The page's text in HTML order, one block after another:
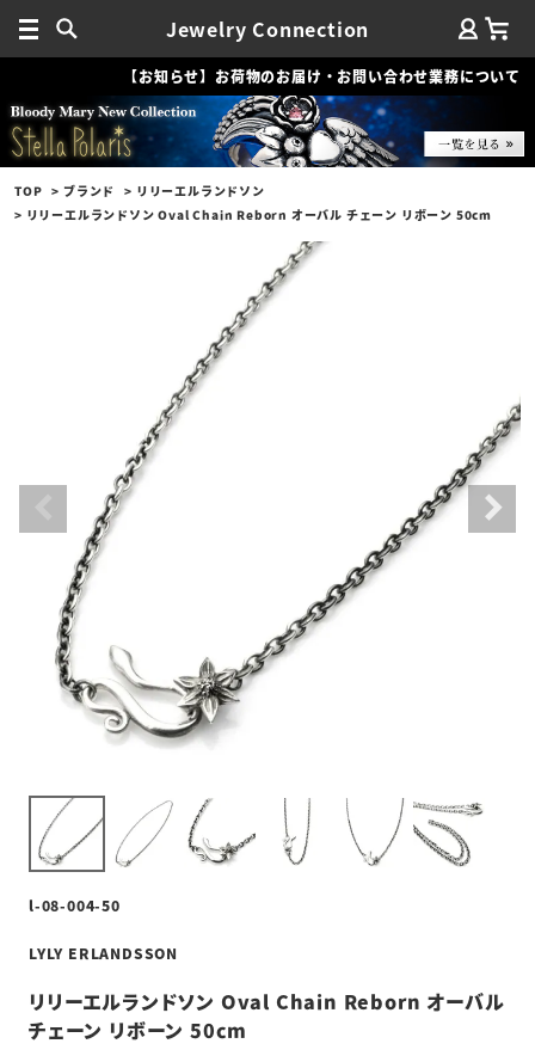
Jewelry Connection
【お知らせ】お荷物のお届け・お問い合わせ業務について
TOP ブランド
リリーエルランドソン
リリーエルランドソン Oval Chain Reborn オーバル チェーン リボーン 50cm
l-08-004-50
LYLY ERLANDSSON
リリーエルランドソン Oval Chain Reborn オーバル
チェーン リボーン 50cm